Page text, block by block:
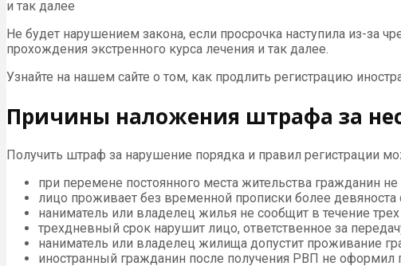
и так далее
Не будет нарушением закона, если просрочка наступила из-за
прохождения экстренного курса лечения и так далее.
Узнайте на нашем сайте о том, как продлить регистрацию
Причины наложения штрафа за
Получить штраф за нарушение порядка и правил регистрации
при перемене постоянного места жительства гражданин
лицо проживает без временной прописки более девяноста
наниматель или владелец жилья не сообщит в течение
трехдневный срок нарушит лицо, ответственное за
наниматель или владелец жилища допустит проживание
иностранный гражданин после получения РВП не оформил